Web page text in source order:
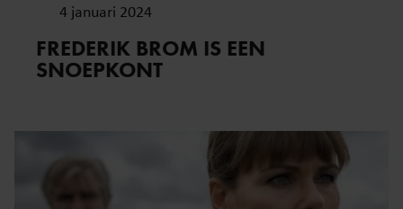
4 januari 2024
FREDERIK BROM IS EEN
SNOEPKONT